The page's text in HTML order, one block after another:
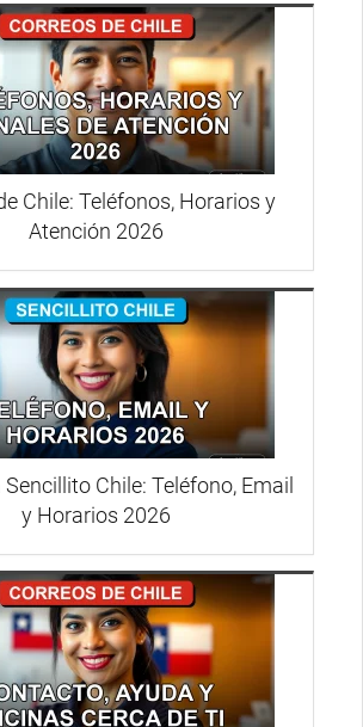
Chile: Teléfonos, Horarios y
Atención 2026
Chile: Teléfono, Email
y Horarios 2026